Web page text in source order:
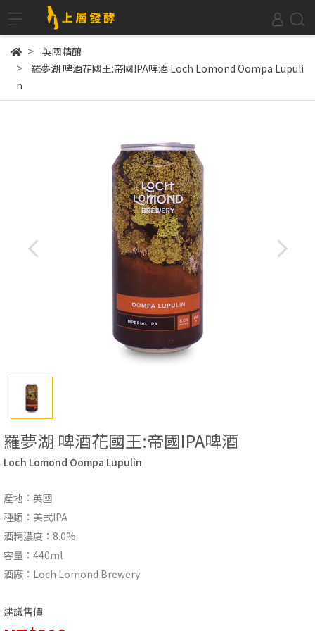
英國精釀
羅夢湖 啤酒花國王:帝國IPA啤酒 Loch Lomond Oompa Lupuli
n
羅夢湖 啤酒花國王:帝國IPA啤酒
Loch Lomond Oompa Lupulin
產地：英國
種類：美式IPA
酒精濃度：8.0%
容量：440ml
酒廠：Loch Lomond Brewery
建議售價